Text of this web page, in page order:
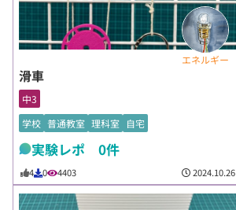
エネルギー
滑車
中3
学校 普通教室 理科室 自宅
実験レポ 0件
4 0 4403 2024.10.26